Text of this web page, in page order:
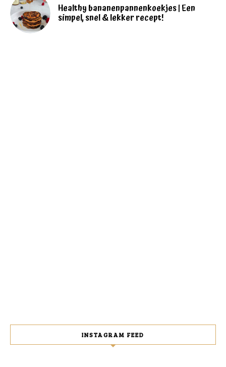
Healthy bananenpannenkoekjes | Een
simpel, snel & lekker recept!
INSTAGRAM FEED